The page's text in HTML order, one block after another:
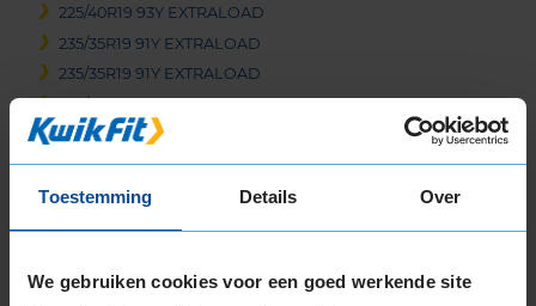
Toestemming Details Over
We gebruiken cookies voor een goed werkende site
225/40R19 93Y EXTRALOAD
235/35R19 91Y EXTRALOAD
235/35R19 91Y EXTRALOAD
235/35R19 91Y EXTRALOAD
235/40R19 96Y EXTRALOAD
235/40R19 96Y EXTRALOAD
245/35R19 93Y EXTRALOAD
245/35R19 93Y EXTRALOAD
245/35R19 93Y EXTRALOAD